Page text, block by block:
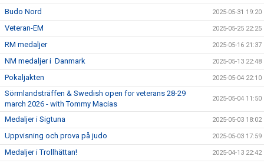
Budo Nord 2025-05-31 19:20
Veteran-EM 2025-05-25 22:25
RM medaljer 2025-05-16 21:37
NM medaljer i Danmark 2025-05-13 22:48
Pokaljakten 2025-05-04 22:10
Sörmlandsträffen & Swedish open for veterans 28-29
march 2026 - with Tommy Macias
2025-05-04 11:50
Medaljer i Sigtuna 2025-05-03 18:02
Uppvisning och prova på judo 2025-05-03 17:59
Medaljer i Trollhättan! 2025-04-13 22:42